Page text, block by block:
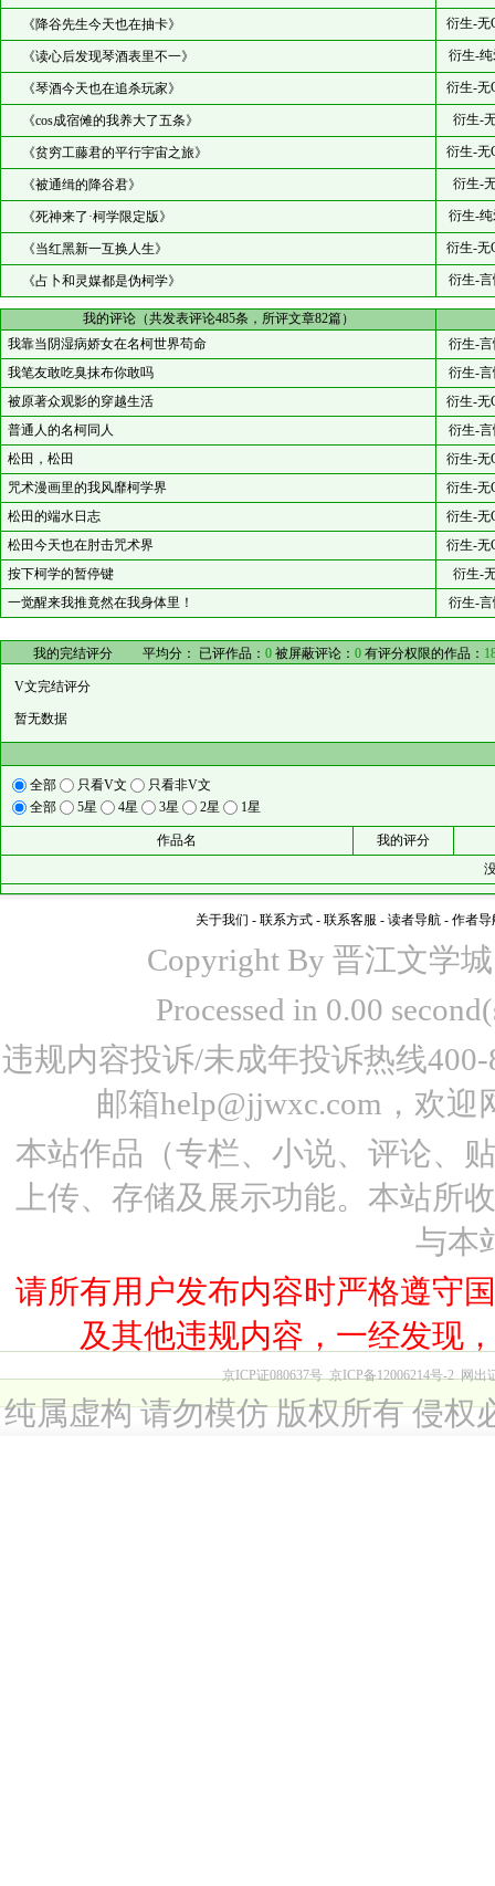
《降谷先生今天也在抽卡》 衍生-无
《读心后发现琴酒表里不一》 衍生-
《琴酒今天也在追杀玩家》 衍生-无
《cos成宿傩的我养大了五条》 衍生-
《贫穷工藤君的平行宇宙之旅》 衍生-无
《被通缉的降谷君》 衍生-
《死神来了·柯学限定版》 衍生-
《当红黑新一互换人生》 衍生-无
《占卜和灵媒都是伪柯学》 衍生-
我的评论（共发表评论485条，所评文章82篇）
我靠当阴湿病娇女在名柯世界苟命
衍生-
我笔友敢吃臭抹布你敢吗
衍生-
被原著众观影的穿越生活
衍生-无
普通人的名柯同人
衍生-
松田，松田
衍生-无
咒术漫画里的我风靡柯学界
衍生-无
松田的端水日志
衍生-无
松田今天也在肘击咒术界
衍生-无
按下柯学的暂停键
衍生-
一觉醒来我推竟然在我身体里！
衍生-
我的完结评分 平均分： 已评作品： 0 被屏蔽评论： 0 有评分权限的作品：
V文完结评分
暂无数据
全部 只看V文
只看非V文
全部
5星 4星 3星 2星 1星
作品名
我的评分
关于我们 - 联系方式 - 联系客服 - 读者导航 - 作者导
Copyright By 晋江文学
Processed in 0.00
违规内容投诉/未成年投诉热线
邮箱help@jjwxc.com，欢
本站作品（专栏、小说、评论、
上传、存储及展示功能。本站所
与本
请所有用户发布内容时严格遵守
及其他违规内容，一经发现
京ICP证080637号 京ICP备12006214号-2 网出
纯属虚构 请勿模仿 版权所有 侵权